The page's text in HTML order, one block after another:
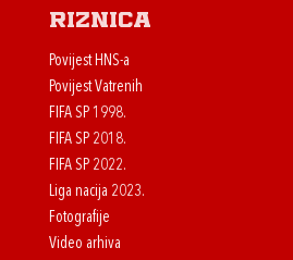
Riznica
Povijest HNS-a
Povijest Vatrenih
FIFA SP 1998.
FIFA SP 2018.
FIFA SP 2022.
Liga nacija 2023.
Fotografije
Video arhiva